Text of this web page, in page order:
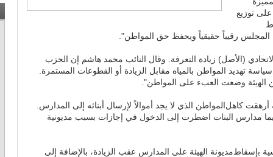
ﺗﻮﺯﻳﻊ
ﺍﻟﻤﺠﻠﺲ ﺭﻗﻴﺒﺎً ﺣﻘﻴﻘﻴﺎً ﻭيحفظ ﺣﻖ ﺍﻟﻤﻮﺍﻃﻦ".
(الأصل) ﺯﻳﺎﺩﺓ ﺍﻟﺘﻌﺮﻓﺔ. ﻭﻗﺎﻝ ﺍﻟﻨﺎﺋﺐ ﻣﺤﻤﺪ ﻫﺎﺷﻢ إﻥ ﺍﻟﺤﺰﺏ
ﺗﻬﺪﻳﺪ ﺍﻟﻤﻮﺍﻃﻦ بالمياه ﻣﻘﺎﺑﻞ ﺍﻟﺰﻳﺎﺩﺓ أﻭ ﺍﻟﻘﻄﻮﻋﺎﺕ ﺍﻟﻤﺴﺘﻤﺮﺓ.
ﺍﻟﻬيئة ﻭﺿﻌﺖ العبء على ﺍﻟﻤﻮﺍﻃﻦ".
ﻛﺎﻫﻞﺍﻟﻤﻮﺍﻃﻦ ﺍﻟﺬﻱ ﻻ ﻳﺠﺪ أموالاً لإﺭﺳﺎﻝ أبنائه إلى ﺍﻟﻤﺪﺍﺭﺱ.
ﻣﺪﺍﺭﺱ ﺍﻟﺒﻨﺎﺕ اضطرت إلى الدخول في إجازات ﺑﺴﺒﺐ مديونية
ﺑإﺳﻘﺎﻁﻣﺪﻳﻮﻧﺔ الهيئة على ﺍﻟﻤﺪﺍﺭﺱ ﻋﻘﺐ ﺍﻟﺰﻳﺎﺩﺓ، ﺑﺎلإﺿﺎﻓﺔ إلى